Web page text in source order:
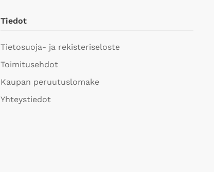
Tiedot
Tietosuoja- ja rekisteriseloste
Toimitusehdot
Kaupan peruutuslomake
Yhteystiedot